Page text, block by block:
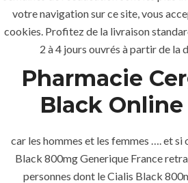
votre navigation sur ce site, vous
cookies. Profitez de la livraison
2 à 4 jours ouvrés à partir de la
Pharmacie
Black
car les hommes et les femmes …. et si
Black 800mg Generique France
personnes dont le Cialis Black
Services
Contact Us
K.S.A
Jeddah, K.S.A